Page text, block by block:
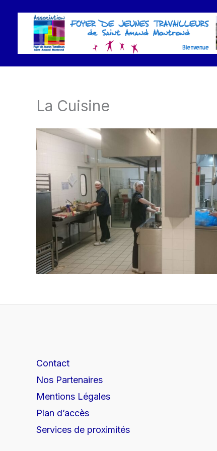
La Cuisine
Contact
Nos Partenaires
Mentions Légales
Plan d’accès
Services de proximités